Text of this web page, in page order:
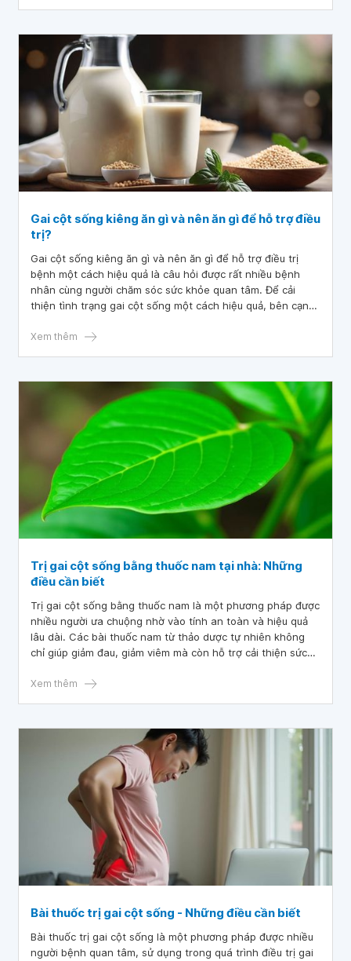
Gai cột sống kiêng ăn gì và nên ăn gì để hỗ trợ điều
trị?
Gai cột sống kiêng ăn gì và nên ăn gì để hỗ trợ điều trị
bệnh một cách hiệu quả là câu hỏi được rất nhiều bệnh
nhân cùng người chăm sóc sức khỏe quan tâm. Để cải
thiện tình trạng gai cột sống một cách hiệu quả, bên cạnh
pháp hỗ trợ, người bệnh cần chú trọng xây dựng lối sống
Xem thêm
Trị gai cột sống bằng thuốc nam tại nhà: Những
điều cần biết
Trị gai cột sống bằng thuốc nam là một phương pháp được
nhiều người ưa chuộng nhờ vào tính an toàn và hiệu quả
lâu dài. Các bài thuốc nam từ thảo dược tự nhiên không
chỉ giúp giảm đau, giảm viêm mà còn hỗ trợ cải thiện sức
thuốc này để chăm sóc sức khỏe một cách hiệu quả và
Xem thêm
Bài thuốc trị gai cột sống - Những điều cần biết
Bài thuốc trị gai cột sống là một phương pháp được nhiều
người bệnh quan tâm, sử dụng trong quá trình điều trị gai